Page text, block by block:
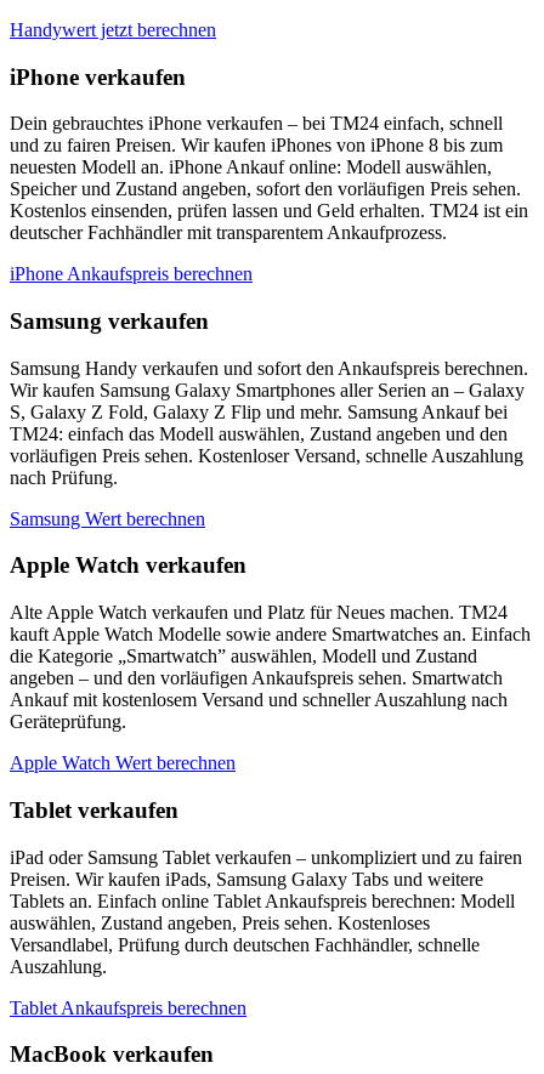
Handywert jetzt berechnen
iPhone verkaufen
Dein gebrauchtes iPhone verkaufen – bei TM24 einfach, schnell
und zu fairen Preisen. Wir kaufen iPhones von iPhone 8 bis zum
neuesten Modell an. iPhone Ankauf online: Modell auswählen,
Speicher und Zustand angeben, sofort den vorläufigen Preis sehen.
Kostenlos einsenden, prüfen lassen und Geld erhalten. TM24 ist ein
deutscher Fachhändler mit transparentem Ankaufprozess.
iPhone Ankaufspreis berechnen
Samsung verkaufen
Samsung Handy verkaufen und sofort den Ankaufspreis berechnen.
Wir kaufen Samsung Galaxy Smartphones aller Serien an – Galaxy
S, Galaxy Z Fold, Galaxy Z Flip und mehr. Samsung Ankauf bei
TM24: einfach das Modell auswählen, Zustand angeben und den
vorläufigen Preis sehen. Kostenloser Versand, schnelle Auszahlung
nach Prüfung.
Samsung Wert berechnen
Apple Watch verkaufen
Alte Apple Watch verkaufen und Platz für Neues machen. TM24
kauft Apple Watch Modelle sowie andere Smartwatches an. Einfach
die Kategorie „Smartwatch” auswählen, Modell und Zustand
angeben – und den vorläufigen Ankaufspreis sehen. Smartwatch
Ankauf mit kostenlosem Versand und schneller Auszahlung nach
Geräteprüfung.
Apple Watch Wert berechnen
Tablet verkaufen
iPad oder Samsung Tablet verkaufen – unkompliziert und zu fairen
Preisen. Wir kaufen iPads, Samsung Galaxy Tabs und weitere
Tablets an. Einfach online Tablet Ankaufspreis berechnen: Modell
auswählen, Zustand angeben, Preis sehen. Kostenloses
Versandlabel, Prüfung durch deutschen Fachhändler, schnelle
Auszahlung.
Tablet Ankaufspreis berechnen
MacBook verkaufen